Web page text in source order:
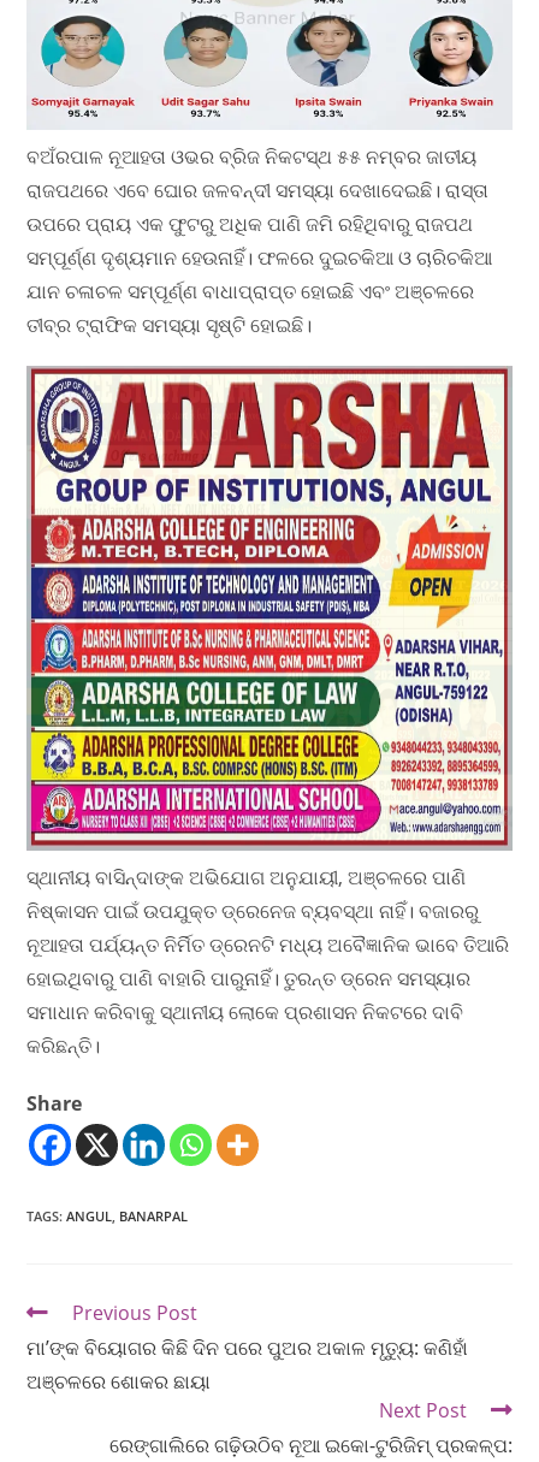
ବଅଁରପାଳ ନୂଆହତା ଓଭର ବ୍ରିଜ ନିକଟସ୍ଥ ୫୫ ନମ୍ବର ଜାତୀୟ
ରାଜପଥରେ ଏବେ ଘୋର ଜଳବନ୍ଦୀ ସମସ୍ୟା ଦେଖାଦେଇଛି। ରାସ୍ତା
ଉପରେ ପ୍ରାୟ ଏକ ଫୁଟରୁ ଅଧିକ ପାଣି ଜମି ରହିଥିବାରୁ ରାଜପଥ
ସମ୍ପୂର୍ଣ୍ଣ ଦୃଶ୍ୟମାନ ହେଉନାହିଁ। ଫଳରେ ଦୁଇଚକିଆ ଓ ଚାରିଚକିଆ
ଯାନ ଚଳାଚଳ ସମ୍ପୂର୍ଣ୍ଣ ବାଧାପ୍ରାପ୍ତ ହୋଇଛି ଏବଂ ଅଞ୍ଚଳରେ
ତୀବ୍ର ଟ୍ରାଫିକ ସମସ୍ୟା ସୃଷ୍ଟି ହୋଇଛି।
ସ୍ଥାନୀୟ ବାସିନ୍ଦାଙ୍କ ଅଭିଯୋଗ ଅନୁଯାୟୀ, ଅଞ୍ଚଳରେ ପାଣି
ନିଷ୍କାସନ ପାଇଁ ଉପଯୁକ୍ତ ଡ୍ରେନେଜ ବ୍ୟବସ୍ଥା ନାହିଁ। ବଜାରରୁ
ନୂଆହତା ପର୍ଯ୍ୟନ୍ତ ନିର୍ମିତ ଡ୍ରେନଟି ମଧ୍ୟ ଅବୈଜ୍ଞାନିକ ଭାବେ ତିଆରି
ହୋଇଥିବାରୁ ପାଣି ବାହାରି ପାରୁନାହିଁ। ତୁରନ୍ତ ଡ୍ରେନ ସମସ୍ୟାର
ସମାଧାନ କରିବାକୁ ସ୍ଥାନୀୟ ଲୋକେ ପ୍ରଶାସନ ନିକଟରେ ଦାବି
କରିଛନ୍ତି।
Share
TAGS:ANGUL BANARPAL
Previous Post
ମା’ଙ୍କ ବିୟୋଗର କିଛି ଦିନ ପରେ ପୁଅର ଅକାଳ ମୃତ୍ୟୁ: କଣିହାଁ
ଅଞ୍ଚଳରେ ଶୋକର ଛାୟା
Next Post
ରେଙ୍ଗାଲିରେ ଗଢ଼ିଉଠିବ ନୂଆ ଇକୋ-ଟୁରିଜିମ୍ ପ୍ରକଳ୍ପ: